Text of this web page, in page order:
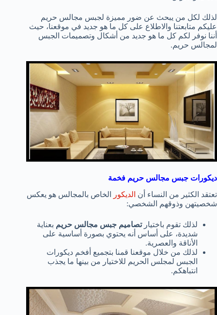
لذلك لكل من يبحث عن ضور مميزة لجبس مجالس حريم
عليكم متابعتنا والاطلاع على كل ما هو جديد في موقعنا، حيث
أننا نوفر لكم كل ما هو جديد من أشكال وتصميمات الجبس
لمجالس حريم.
ديكورات جبس مجالس حريم فخمة
تعتقد الكثير من النساء أن الديكور
الخاص بالمجالس هو يعكس
شخصيتهن وذوقهم الشخصي:
لذلك تقوم باختيارتصاميم جبس مجالس حريم بعناية
شديدة، على أساس أنه يحتوي بصورة أساسية على
الأناقة والعصرية.
لذلك من خلال موقعنا قمنا بتجميع أفخم ديكورات
الجبس لمجلس الحريم للاختيار من بينها ما يجذب
انتباهكم.